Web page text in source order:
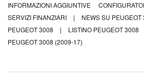
INFORMAZIONI AGGIUNTIVE
SERVIZI FINANZIARI
| NEWS SU PEUGEOT
PEUGEOT 3008
| LISTINO PEUGEOT 3008
PEUGEOT 3008 (2009-17)